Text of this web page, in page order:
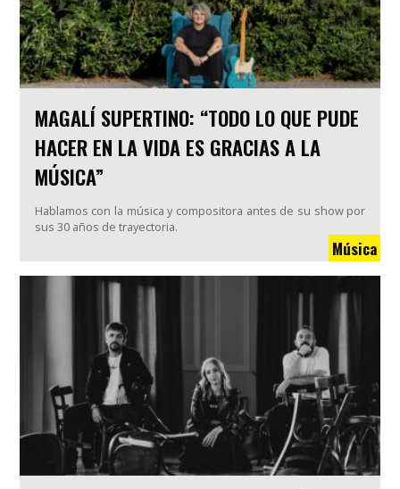
MAGALÍ SUPERTINO: “TODO LO QUE PUDE
HACER EN LA VIDA ES GRACIAS A LA
MÚSICA”
Hablamos con la música y compositora antes de su show por
sus 30 años de trayectoria.
Música